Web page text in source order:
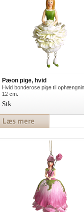
Pæon pige, hvid
Hvid bonderose pige til
12 cm.
Stk